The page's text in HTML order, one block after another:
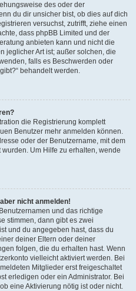
des oder der
du dir unsicher bist, ob dies auf dich
versuchst, zutrifft, ziehe einen
dass phpBB Limited und der
anbieten kann und nicht die
jeglicher Art ist; außer solchen, die
falls es Beschwerden oder
behandelt werden.
die Registrierung komplett
Benutzer mehr anmelden können.
oder der Benutzername, mit dem
Um Hilfe zu erhalten, wende
nicht anmelden!
und das richtige
stimmen, dann gibt es zwei
und du angegeben hast, dass du
deiner Eltern oder deiner
folgen, die du erhalten hast. Wenn
vielleicht aktiviert werden. Bei
Mitglieder erst freigeschaltet
erledigen oder ein Administrator. Bei
eine Aktivierung nötig ist oder nicht.